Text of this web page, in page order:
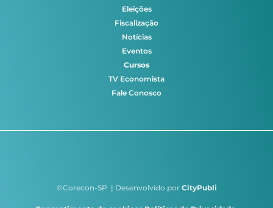
Eleições
Fiscalização
Notícias
Eventos
Cursos
TV Economista
Fale Conosco
©Corecon-SP | Desenvolvido por CityPubli